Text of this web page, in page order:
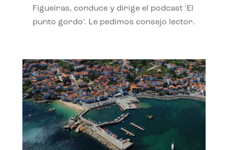
Figueiras, conduce y dirige el podcast ‘El
punto gordo’. Le pedimos consejo lector.